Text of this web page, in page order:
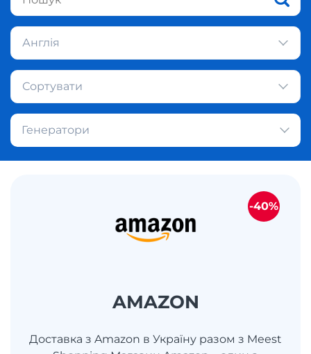
Англія
Сортувати
Генератори
AMAZON
Доставка з Amazon в Україну разом з Meest
-40%